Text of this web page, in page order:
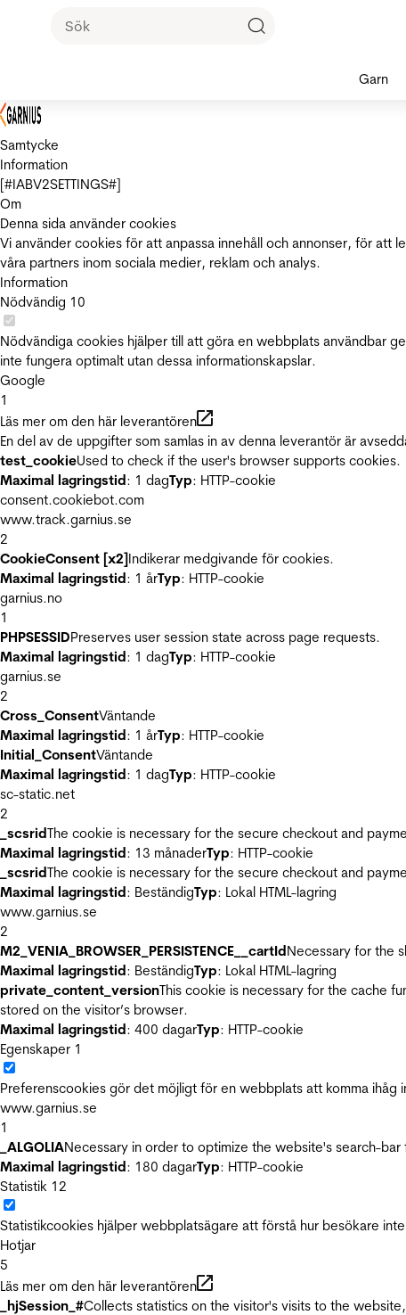
Samtycke
Information
[#IABV2SETTINGS#]
Om
Denna sida använder cookies
Vi använder cookies för att anpassa innehåll och annonser, för att
våra partners inom sociala medier, reklam och analys.
Information
Nödvändig 10
Nödvändiga cookies hjälper till att göra en webbplats användbar
inte fungera optimalt utan dessa informationskapslar.
Google
1
Läs mer om den här leverantören
En del av de uppgifter som samlas in av denna leverantör är
test_cookieUsed to check if the user's browser supports cookies.
Maximal lagringstid: 1 dagTyp: HTTP-cookie
consent.cookiebot.com
www.track.garnius.se
2
CookieConsent [x2]Indikerar medgivande för cookies.
Maximal lagringstid: 1 årTyp: HTTP-cookie
garnius.no
1
PHPSESSIDPreserves user session state across page requests.
Maximal lagringstid: 1 dagTyp: HTTP-cookie
garnius.se
2
Cross_ConsentVäntande
Maximal lagringstid: 1 årTyp: HTTP-cookie
Initial_ConsentVäntande
Maximal lagringstid: 1 dagTyp: HTTP-cookie
sc-static.net
2
_scsridThe cookie is necessary for the secure checkout and
Maximal lagringstid: 13 månaderTyp: HTTP-cookie
_scsridThe cookie is necessary for the secure checkout and
Maximal lagringstid: BeständigTyp: Lokal HTML-lagring
www.garnius.se
2
M2_VENIA_BROWSER_PERSISTENCE__cartIdNecessary for the
Maximal lagringstid: BeständigTyp: Lokal HTML-lagring
private_content_versionThis cookie is necessary for the cache
stored on the visitor’s browser.
Maximal lagringstid: 400 dagarTyp: HTTP-cookie
Egenskaper 1
Preferenscookies gör det möjligt för en webbplats att komma
www.garnius.se
1
_ALGOLIANecessary in order to optimize the website's search-
Maximal lagringstid: 180 dagarTyp: HTTP-cookie
Statistik 12
Statistikcookies hjälper webbplatsägare att förstå hur besökare
Hotjar
5
Läs mer om den här leverantören
_hjSession_#Collects statistics on the visitor's visits to the
Garn